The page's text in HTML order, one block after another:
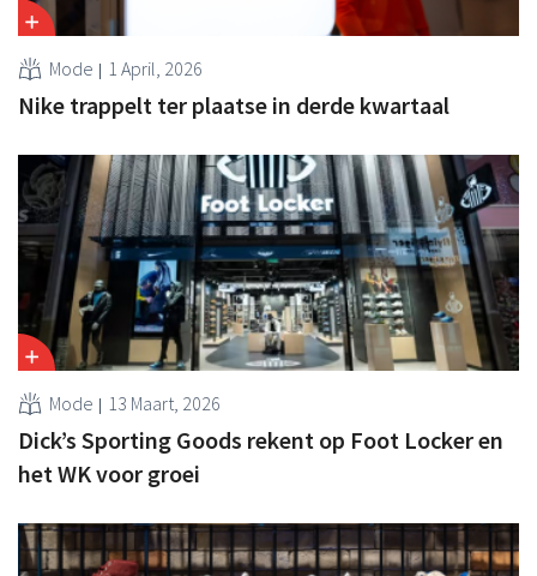
Mode 1 April, 2026
Nike trappelt ter plaatse in derde kwartaal
Mode 13 Maart, 2026
Dick’s Sporting Goods rekent op Foot Locker en
het WK voor groei